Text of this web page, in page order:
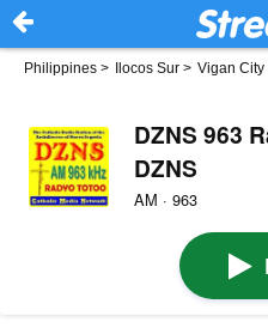
Philippines > Ilocos Sur > Vigan City
DZNS 963
DZNS
AM · 963